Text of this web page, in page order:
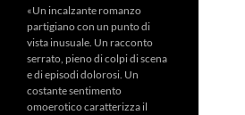
«Un incalzante romanzo
partigiano con un punto di
vista inusuale. Un racconto
serrato, pieno di colpi di scena
e di episodi dolorosi. Un
costante sentimento
omoerotico caratterizza il